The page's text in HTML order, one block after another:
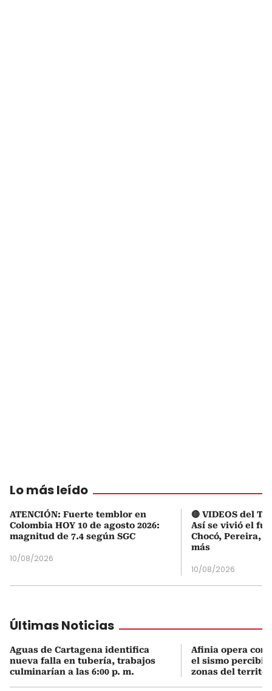
Lo más leído
ATENCIÓN: Fuerte temblor en
Colombia HOY 10 de agosto 2026:
magnitud de 7.4 según SGC
10/08/2026
🔴 VIDEOS del
Así se vivió el
Chocó, Pereira,
más
10/08/2026
Últimas Noticias
Aguas de Cartagena identifica
nueva falla en tubería, trabajos
culminarían a las 6:00 p. m.
Afinia opera con
el sismo
zonas del